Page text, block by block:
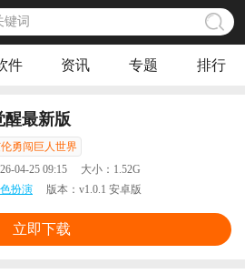
件 资讯 专题 排行
醒最新版
勇闯巨人世界
04-25 09:15 大小： 1.52G
扮演 版本： v1.0.1 安卓版
立即下载